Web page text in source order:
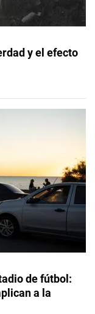
y el efecto
de fútbol:
a la